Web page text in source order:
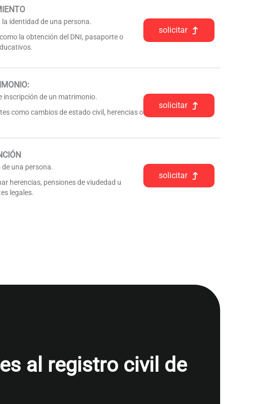
identidad de una persona.
la obtención del DNI, pasaporte o
solicitar
inscripción de un matrimonio.
como cambios de estado civil, herencias o
solicitar
una persona.
herencias, pensiones de viudedad u
legales.
solicitar
al registro civil de